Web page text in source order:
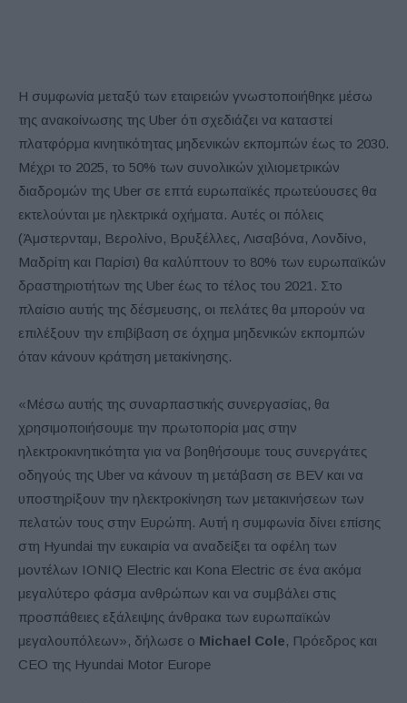
Η συμφωνία μεταξύ των εταιρειών γνωστοποιήθηκε μέσω
της ανακοίνωσης της Uber ότι σχεδιάζει να καταστεί
πλατφόρμα κινητικότητας μηδενικών εκπομπών έως το 2030.
Μέχρι το 2025, το 50% των συνολικών χιλιομετρικών
διαδρομών της Uber σε επτά ευρωπαϊκές πρωτεύουσες θα
εκτελούνται με ηλεκτρικά οχήματα. Αυτές οι πόλεις
(Άμστερνταμ, Βερολίνο, Βρυξέλλες, Λισαβόνα, Λονδίνο,
Μαδρίτη και Παρίσι) θα καλύπτουν το 80% των ευρωπαϊκών
δραστηριοτήτων της Uber έως το τέλος του 2021. Στο
πλαίσιο αυτής της δέσμευσης, οι πελάτες θα μπορούν να
επιλέξουν την επιβίβαση σε όχημα μηδενικών εκπομπών
όταν κάνουν κράτηση μετακίνησης.
«Μέσω αυτής της συναρπαστικής συνεργασίας, θα
χρησιμοποιήσουμε την πρωτοπορία μας στην
ηλεκτροκινητικότητα για να βοηθήσουμε τους συνεργάτες
οδηγούς της Uber να κάνουν τη μετάβαση σε BEV και να
υποστηρίξουν την ηλεκτροκίνηση των μετακινήσεων των
πελατών τους στην Ευρώπη. Αυτή η συμφωνία δίνει επίσης
στη Hyundai την ευκαιρία να αναδείξει τα οφέλη των
μοντέλων IONIQ Electric και Kona Electric σε ένα ακόμα
μεγαλύτερο φάσμα ανθρώπων και να συμβάλει στις
προσπάθειες εξάλειψης άνθρακα των ευρωπαϊκών
μεγαλουπόλεων», δήλωσε ο Michael Cole, Πρόεδρος και
CEO της Hyundai Motor Europe